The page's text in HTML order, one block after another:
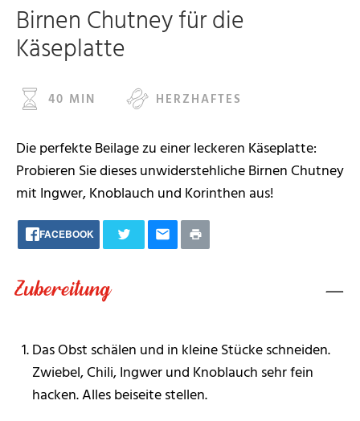
Birnen Chutney für die
Käseplatte
40 MIN HERZHAFTES
Die perfekte Beilage zu einer leckeren Käseplatte:
Probieren Sie dieses unwiderstehliche Birnen Chutney
mit Ingwer, Knoblauch und Korinthen aus!
FACEBOOK
Zubereitung
Das Obst schälen und in kleine Stücke schneiden.
Zwiebel, Chili, Ingwer und Knoblauch sehr fein
hacken. Alles beiseite stellen.